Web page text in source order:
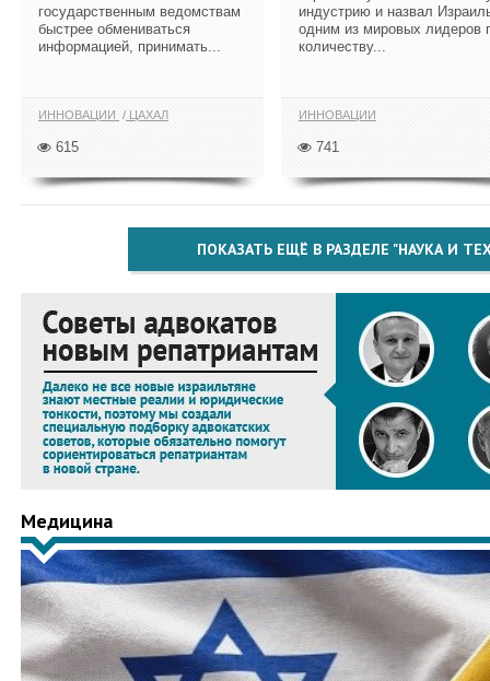
государственным ведомствам
быстрее обмениваться
информацией, принимать...
ИННОВАЦИИ ЦАХАЛ
615
индустрию и назвал
одним из мировых лидеров
количеству...
ИННОВАЦИИ
741
ПОКАЗАТЬ ЕЩЁ В РАЗДЕЛЕ "НАУКА И
Медицина